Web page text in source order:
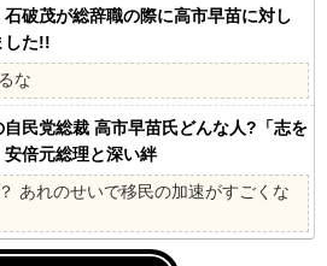
石破茂が総辞職の際に高市早苗に対し
した!!
な
自民党総裁 高市早苗氏どんな人?「志を
安倍元総理と深い絆
あれのせいで移民の加速がすごくな